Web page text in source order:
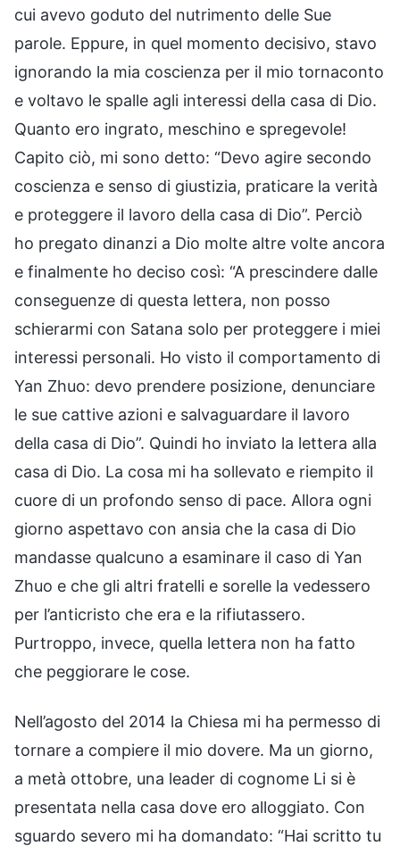
cui avevo goduto del nutrimento delle Sue
parole. Eppure, in quel momento decisivo, stavo
ignorando la mia coscienza per il mio tornaconto
e voltavo le spalle agli interessi della casa di Dio.
Quanto ero ingrato, meschino e spregevole!
Capito ciò, mi sono detto: “Devo agire secondo
coscienza e senso di giustizia, praticare la verità
e proteggere il lavoro della casa di Dio”. Perciò
ho pregato dinanzi a Dio molte altre volte ancora
e finalmente ho deciso così: “A prescindere dalle
conseguenze di questa lettera, non posso
schierarmi con Satana solo per proteggere i miei
interessi personali. Ho visto il comportamento di
Yan Zhuo: devo prendere posizione, denunciare
le sue cattive azioni e salvaguardare il lavoro
della casa di Dio”. Quindi ho inviato la lettera alla
casa di Dio. La cosa mi ha sollevato e riempito il
cuore di un profondo senso di pace. Allora ogni
giorno aspettavo con ansia che la casa di Dio
mandasse qualcuno a esaminare il caso di Yan
Zhuo e che gli altri fratelli e sorelle la vedessero
per l’anticristo che era e la rifiutassero.
Purtroppo, invece, quella lettera non ha fatto
che peggiorare le cose.
Nell’agosto del 2014 la Chiesa mi ha permesso di
tornare a compiere il mio dovere. Ma un giorno,
a metà ottobre, una leader di cognome Li si è
presentata nella casa dove ero alloggiato. Con
sguardo severo mi ha domandato: “Hai scritto tu